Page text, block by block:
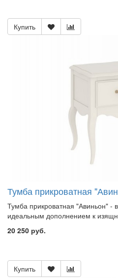
Купить
Тумба прикроватная
Тумба прикроватная "Авиньон" -
идеальным дополнением к
20 250 руб.
Купить